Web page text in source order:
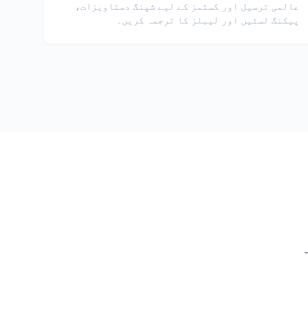
عالمی ترسیل اور کسٹمز کے لیے شپنگ دستاویزات،
پیکنگ لسٹیں اور لیبلز کا ترجمہ کریں۔